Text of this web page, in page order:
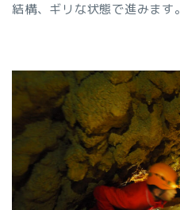
結構、ギリな状態で進みます。